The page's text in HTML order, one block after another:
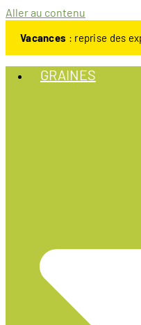
Aller au contenu
Vacances : reprise des
GRAINES